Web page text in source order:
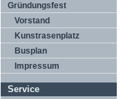
Gründungsfest
Vorstand
Kunstrasenplatz
Busplan
Impressum
Service